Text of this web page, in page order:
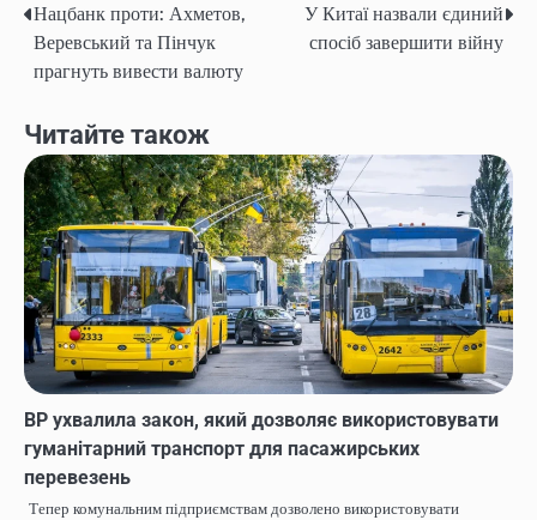
Навігація
записів
Нацбанк проти: Ахметов,
Веревський та Пінчук
прагнуть вивести валюту
У Китаї назвали єдиний
спосіб завершити війну
Читайте також
ВР ухвалила закон, який дозволяє використовувати
гуманітарний транспорт для пасажирських
перевезень
Тепер комунальним підприємствам дозволено використовувати